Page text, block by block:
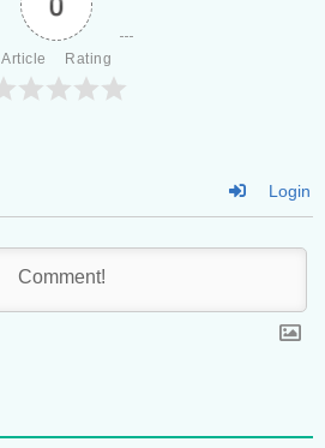
Article Rating
Login